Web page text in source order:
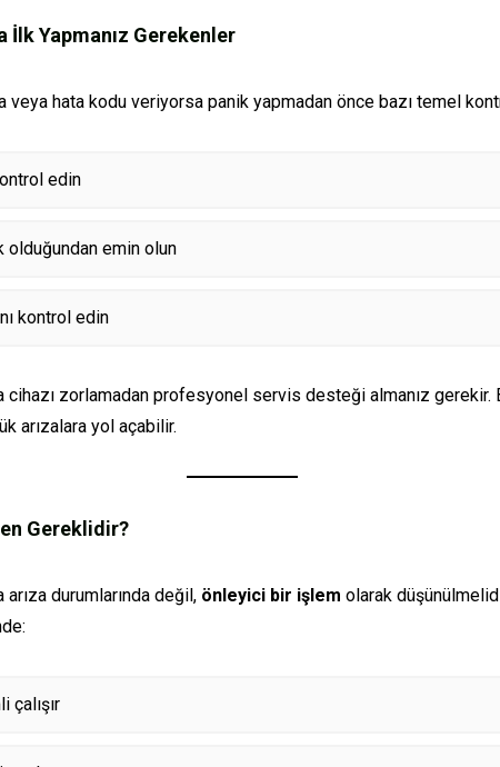
İlk Yapmanız Gerekenler
veya hata kodu veriyorsa panik yapmadan önce bazı temel
edin
olduğundan emin olun
kontrol edin
cihazı zorlamadan profesyonel servis desteği almanız gerekir.
arızalara yol açabilir.
Gereklidir?
arıza durumlarında değil, önleyici bir işlem olarak
çalışır